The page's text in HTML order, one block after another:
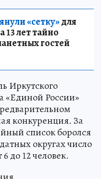
«сетку»для
13 лет тайно
гостей
Иркутского
«Единой России»
конкуренция. За
список боролся
округах число
до 12 человек.